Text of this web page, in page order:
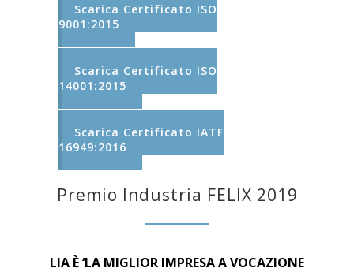
Scarica Certificato ISO
9001:2015
Scarica Certificato ISO
14001:2015
Scarica Certificato IATF
16949:2016
Premio Industria FELIX 2019
LIA È ‘LA MIGLIOR IMPRESA A VOCAZIONE